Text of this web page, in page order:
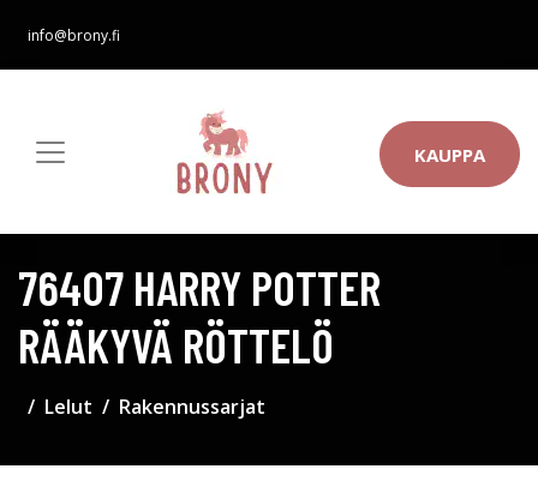
info@brony.fi
KAUPPA
76407 HARRY POTTER
RÄÄKYVÄ RÖTTELÖ
Lelut Rakennussarjat